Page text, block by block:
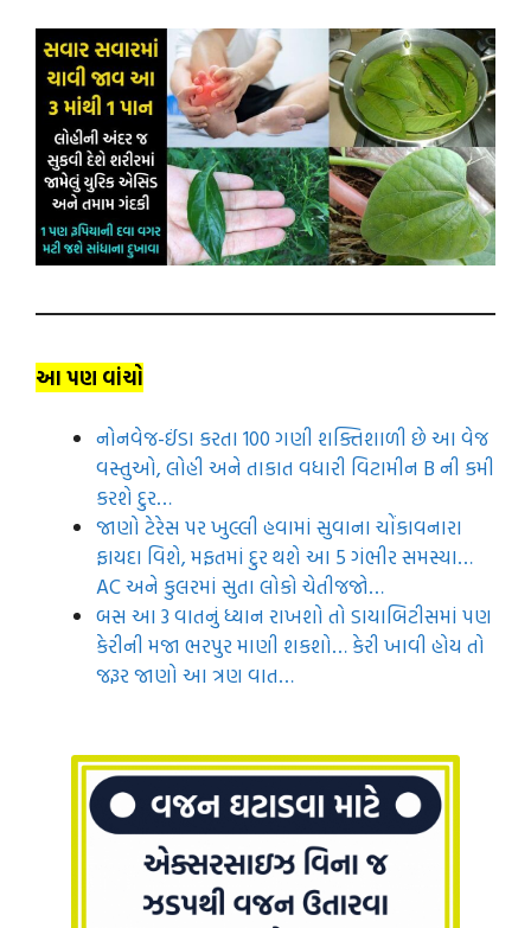
આ પણ વાંચો
નોનવેજ-ઈંડા કરતા 100 ગણી શક્તિશાળી છે આ વેજ
વસ્તુઓ, લોહી અને તાકાત વધારી વિટામીન B ની કમી
કરશે દુર…
જાણો ટેરેસ પર ખુલ્લી હવામાં સુવાના ચોંકાવનારા
ફાયદા વિશે, મફતમાં દુર થશે આ 5 ગંભીર સમસ્યા…
AC અને કુલરમાં સુતા લોકો ચેતીજજો…
બસ આ 3 વાતનું ધ્યાન રાખશો તો ડાયાબિટીસમાં પણ
કેરીની મજા ભરપુર માણી શકશો… કેરી ખાવી હોય તો
જરૂર જાણો આ ત્રણ વાત…